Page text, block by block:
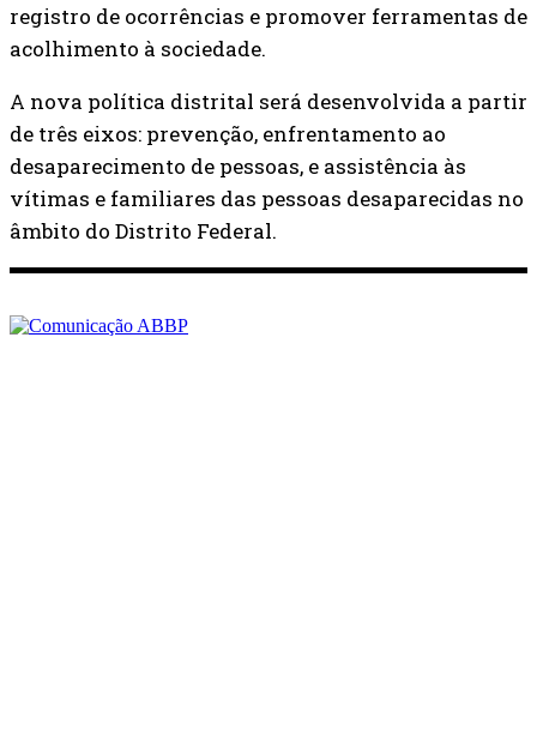
registro de ocorrências e promover ferramentas de
acolhimento à sociedade.
A nova política distrital será desenvolvida a partir
de três eixos: prevenção, enfrentamento ao
desaparecimento de pessoas, e assistência às
vítimas e familiares das pessoas desaparecidas no
âmbito do Distrito Federal.